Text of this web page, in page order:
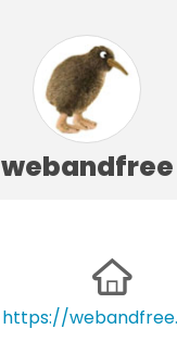
webandfree
https://